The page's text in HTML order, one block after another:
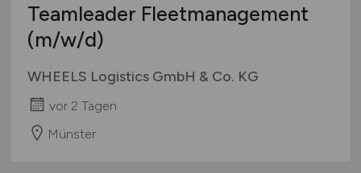
Teamleader Fleetmanagement
(m/w/d)
WHEELS Logistics GmbH & Co. KG
vor 2 Tagen
Münster